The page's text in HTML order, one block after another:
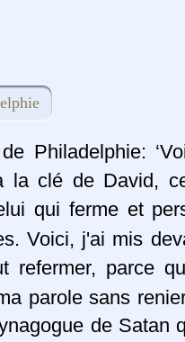
Philadelphie:
la clé de David,
qui ferme et
Voici, j'ai mis
refermer, parce
parole sans
de Satan